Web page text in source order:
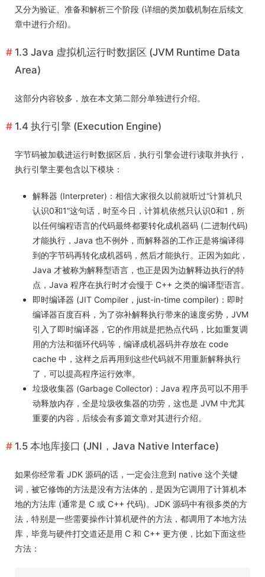
又分为验证、准备和解析三个阶段 (详细的类加载机制在后续文
章中进行介绍)。
1.3 Java 虚拟机运行时数据区 (JVM Runtime Data
Area)
这部分内容较多，放在本文第二部分单独进行介绍。
1.4 执行引擎 (Execution Engine)
字节码被加载进运行时数据区后，执行引擎会进行读取并执行，
执行引擎主要包含以下模块：
解释器 (Interpreter)：相信大家很久以前就听过“计算机只
认识0和1”这句话，时至今日，计算机依然只认识0和1，所
以任何编程语言的代码最终都要转化成机器码 (二进制代码)
才能执行，Java 也不例外，而解释器的工作正是将编译得
到的字节码再转化成机器码，然后才能执行。正因为如此，
Java 才被称为解释型语言，也正是因为边解释边执行的特
点，Java 程序在执行时才会慢于 C++ 之类的编译型语言。
即时编译器 (JIT Compiler，just-in-time compiler)： 即时
编译器百度百科 ，为了弥补解释执行带来的速度劣势，JVM
引入了即时编译器，它的作用就是把热点代码，比如重复调
用的方法和循环代码等，编译成机器码并存放在 code
cache 中，这样之后再用到这些代码就不用重新解释执行
了，可以提高程序运行效率。
垃圾收集器 (Garbage Collector)：Java 程序员可以不用手
动释放内存，全是垃圾收集器的功劳，这也是 JVM 中尤其
重要的内容，后续会有多篇文章对其进行介绍。
1.5 本地库接口 (JNI，Java Native Interface)
如果你经常看 JDK 源码的话，一定会注意到 native 这个关键
词，被它修饰的方法是没有方法体的，是因为它调用了计算机本
地的方法库 (通常是 C 或 C++ 代码)。JDK 源码中有很多类的方
法，特别是一些需要操作计算机硬件的方法，都调用了本地方法
库，毕竟与硬件打交道还是用 C 和 C++ 更方便，比如下面这些
方法：